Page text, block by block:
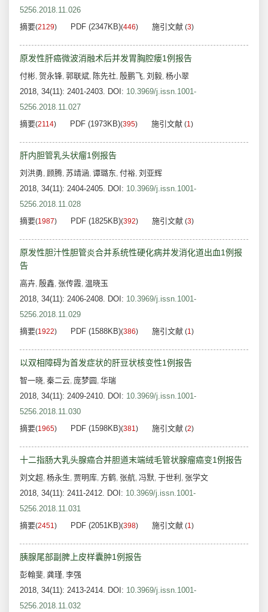
5256.2018.11.026
摘要(2129) PDF (2347KB)(446) 施引文献 (3)
原发性肝癌微波消融术后并发胃胸腔瘘1例报告
付彬, 贺永锋, 郭联斌, 陈先社, 殷鹏飞, 刘毅, 杨小翠
2018, 34(11): 2401-2403. DOI: 10.3969/j.issn.1001-
5256.2018.11.027
摘要(2114) PDF (1973KB)(395) 施引文献 (1)
肝内胆管乳头状瘤1例报告
刘洪勇, 顾腾, 苏靖涵, 谭璐东, 付裕, 刘亚辉
2018, 34(11): 2404-2405. DOI: 10.3969/j.issn.1001-
5256.2018.11.028
摘要(1987) PDF (1825KB)(392) 施引文献 (3)
原发性胆汁性胆管炎合并系统性硬化病并发消化道出血1例报
告
高卉, 殷鑫, 张传霞, 温晓玉
2018, 34(11): 2406-2408. DOI: 10.3969/j.issn.1001-
5256.2018.11.029
摘要(1922) PDF (1588KB)(386) 施引文献 (1)
以双相障碍为首发症状的肝豆状核变性1例报告
智一晓, 秦二云, 庞梦圆 , 华瑞
2018, 34(11): 2409-2410. DOI: 10.3969/j.issn.1001-
5256.2018.11.030
摘要(1965) PDF (1598KB)(381) 施引文献 (2)
十二指肠大乳头腺癌合并胆道末端绒毛管状腺瘤癌变1例报告
刘文超, 杨永生, 贾明库, 方鹤, 张航, 冯默, 于世利 , 张学文
2018, 34(11): 2411-2412. DOI: 10.3969/j.issn.1001-
5256.2018.11.031
摘要(2451) PDF (2051KB)(398) 施引文献 (1)
胰腺尾部副脾上皮样囊肿1例报告
彭翰斐, 龚瑾, 李强
2018, 34(11): 2413-2414. DOI: 10.3969/j.issn.1001-
5256.2018.11.032